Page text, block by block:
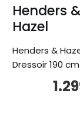
Henders
Hazel
Henders &
Dressoir 190 cm